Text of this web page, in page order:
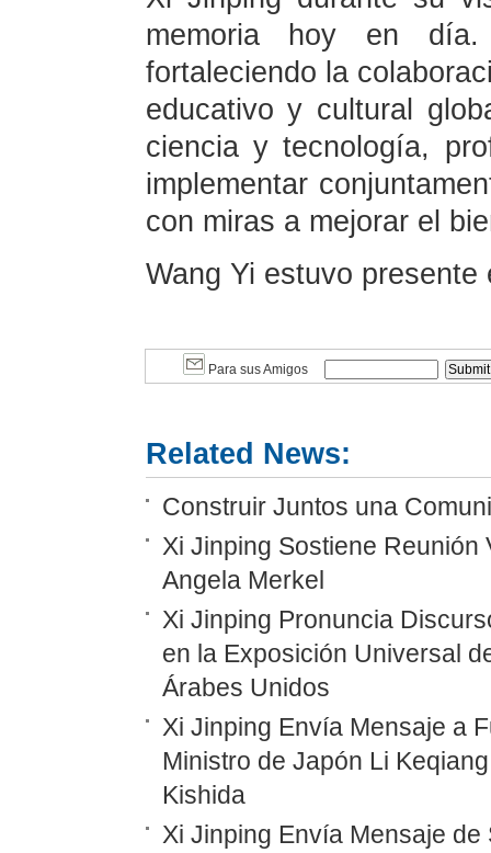
memoria hoy en
fortaleciendo la
educativo y cultural
ciencia y tecnología,
implementar
con miras a mejorar el
Wang Yi estuvo presente
Para sus Amigos
Related News:
Construir Juntos una
Xi Jinping Sostiene Reunión
Angela Merkel
Xi Jinping Pronuncia
en la Exposición Universal
Árabes Unidos
Xi Jinping Envía Mensaje a
Ministro de Japón Li
Kishida
Xi Jinping Envía Mensaje